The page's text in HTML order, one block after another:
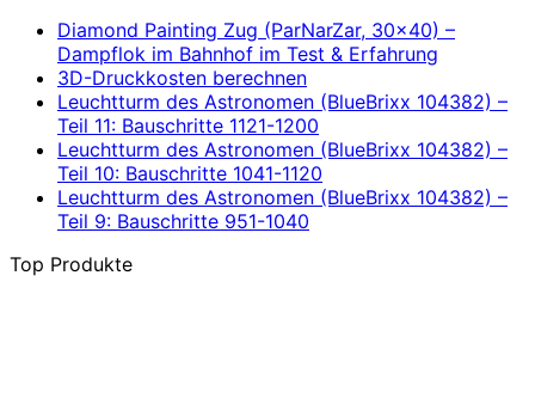
Diamond Painting Zug (ParNarZar, 30×40) –
Dampflok im Bahnhof im Test & Erfahrung
3D-Druckkosten berechnen
Leuchtturm des Astronomen (BlueBrixx 104382) –
Teil 11: Bauschritte 1121-1200
Leuchtturm des Astronomen (BlueBrixx 104382) –
Teil 10: Bauschritte 1041-1120
Leuchtturm des Astronomen (BlueBrixx 104382) –
Teil 9: Bauschritte 951-1040
Top Produkte